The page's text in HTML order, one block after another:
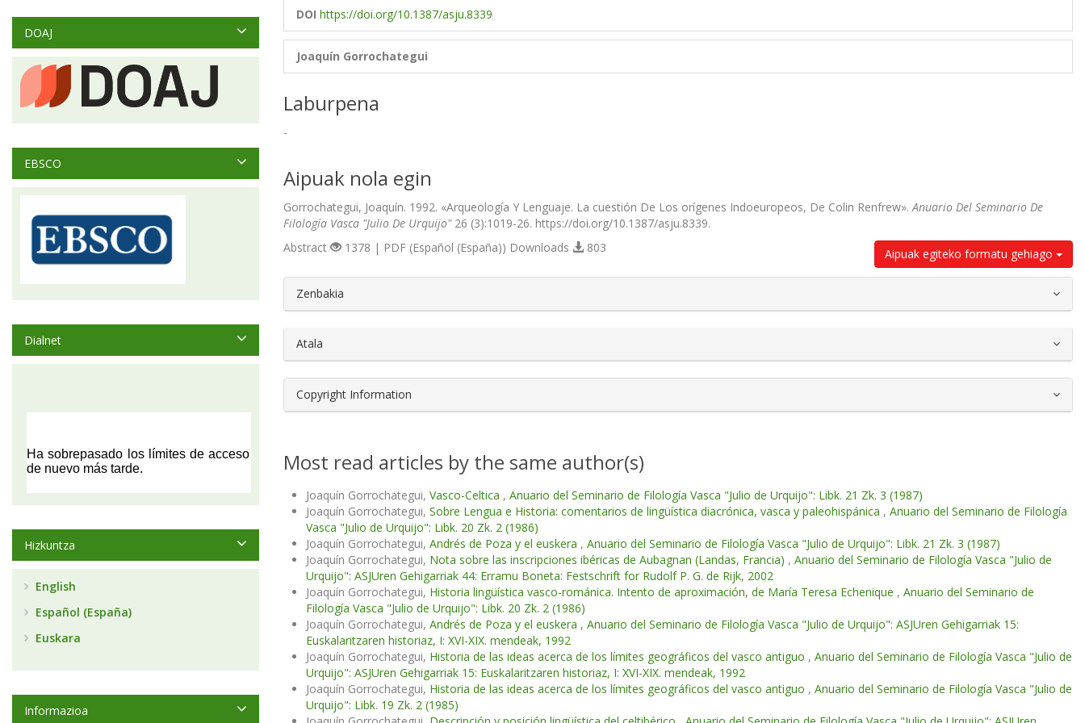
DOI https://doi.org/10.1387/asju.8339
Joaquín Gorrochategui
Laburpena
-
Aipuak nola egin
Gorrochategui, Joaquín. 1992. «Arqueología Y Lenguaje. La cuestión De Los orígenes Indoeuropeos, De Colin Renfrew».Anuario Del Seminario De
Filología Vasca "Julio De Urquijo"26 (3):1019-26. https://doi.org/10.1387/asju.8339.
Aipuak egiteko formatu gehiago
Abstract 1378 | PDF (Español (España)) Downloads 803
##plugins.themes.bootstrap3.article.details##
Zenbakia
Atala
Copyright Information
Most read articles by the same author(s)
Joaquín Gorrochategui, Vasco-Celtica , Anuario del Seminario de Filología Vasca "Julio de Urquijo": Libk. 21 Zk. 3 (1987)
Joaquín Gorrochategui, Sobre Lengua e Historia: comentarios de lingüística diacrónica, vasca y paleohispánica , Anuario del Seminario de Filología
Vasca "Julio de Urquijo": Libk. 20 Zk. 2 (1986)
Joaquín Gorrochategui, Andrés de Poza y el euskera , Anuario del Seminario de Filología Vasca "Julio de Urquijo": Libk. 21 Zk. 3 (1987)
Joaquín Gorrochategui, Nota sobre las inscripciones ibéricas de Aubagnan (Landas, Francia) , Anuario del Seminario de Filología Vasca "Julio de
Urquijo": ASJUren Gehigarriak 44: Erramu Boneta: Festschrift for Rudolf P. G. de Rijk, 2002
Joaquín Gorrochategui, Historia lingüística vasco-románica. Intento de aproximación, de María Teresa Echenique , Anuario del Seminario de
Filología Vasca "Julio de Urquijo": Libk. 20 Zk. 2 (1986)
Joaquín Gorrochategui, Andrés de Poza y el euskera , Anuario del Seminario de Filología Vasca "Julio de Urquijo": ASJUren Gehigarriak 15:
Euskalaritzaren historiaz, I: XVI-XIX. mendeak, 1992
Joaquín Gorrochategui, Historia de las ideas acerca de los límites geográficos del vasco antiguo , Anuario del Seminario de Filología Vasca "Julio de
Urquijo": ASJUren Gehigarriak 15: Euskalaritzaren historiaz, I: XVI-XIX. mendeak, 1992
Joaquín Gorrochategui, Historia de las ideas acerca de los límites geográficos del vasco antiguo , Anuario del Seminario de Filología Vasca "Julio de
Urquijo": Libk. 19 Zk. 2 (1985)
DOAJ
EBSCO
Dialnet
Hizkuntza
English
Español (España)
Euskara
Informazioa